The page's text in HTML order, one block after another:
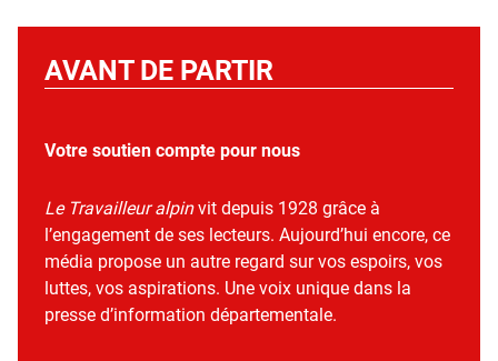
AVANT DE PARTIR
Votre soutien compte pour nous
Le Travailleur alpinvit depuis 1928 grâce à
l’engagement de ses lecteurs. Aujourd’hui encore, ce
média propose un autre regard sur vos espoirs, vos
luttes, vos aspirations. Une voix unique dans la
presse d’information départementale.